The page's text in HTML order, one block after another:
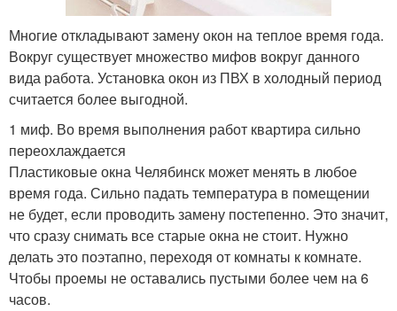
Многие откладывают замену окон на теплое время года.
Вокруг существует множество мифов вокруг данного
вида работа. Установка окон из ПВХ в холодный период
считается более выгодной.
1 миф. Во время выполнения работ квартира сильно
переохлаждается
Пластиковые окна Челябинск может менять в любое
время года. Сильно падать температура в помещении
не будет, если проводить замену постепенно. Это значит,
что сразу снимать все старые окна не стоит. Нужно
делать это поэтапно, переходя от комнаты к комнате.
Чтобы проемы не оставались пустыми более чем на 6
часов.